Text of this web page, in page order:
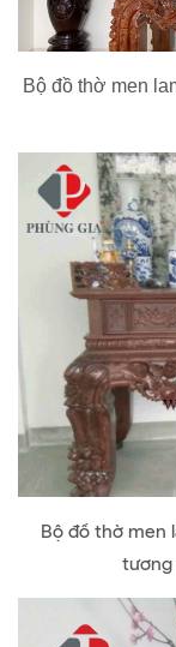
Bộ đồ thờ men
Bộ đồ thờ men
tương